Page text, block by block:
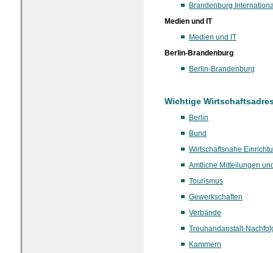
Brandenburg
Medien und IT
Medien und IT
Berlin-Brandenburg
Berlin-Brandenburg
Wichtige
Berlin
Bund
Wirtschaftsnahe
Amtliche Mitteilungen
Tourismus
Gewerkschaften
Verbände
Treuhandanstalt-
Kammern